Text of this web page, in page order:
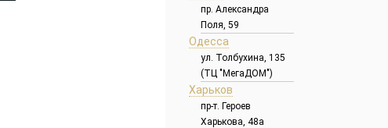
пр. Александра
Поля, 59
Одесса
ул. Толбухина, 135
(ТЦ "МегаДОМ")
Харьков
пр-т. Героев
Харькова, 48а